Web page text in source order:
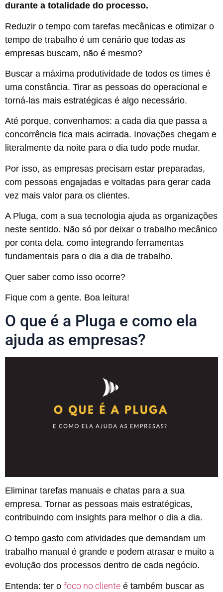
durante a totalidade do processo.
Reduzir o tempo com tarefas mecânicas e otimizar o
tempo de trabalho é um cenário que todas as
empresas buscam, não é mesmo?
Buscar a máxima produtividade de todos os times é
uma constância. Tirar as pessoas do operacional e
torná-las mais estratégicas é algo necessário.
Até porque, convenhamos: a cada dia que passa a
concorrência fica mais acirrada. Inovações chegam e
literalmente da noite para o dia tudo pode mudar.
Por isso, as empresas precisam estar preparadas,
com pessoas engajadas e voltadas para gerar cada
vez mais valor para os clientes.
A Pluga, com a sua tecnologia ajuda as organizações
neste sentido. Não só por deixar o trabalho mecânico
por conta dela, como integrando ferramentas
fundamentais para o dia a dia de trabalho.
Quer saber como isso ocorre?
Fique com a gente. Boa leitura!
O que é a Pluga e como ela
ajuda as empresas?
Eliminar tarefas manuais e chatas para a sua
empresa. Tornar as pessoas mais estratégicas,
contribuindo com insights para melhor o dia a dia.
O tempo gasto com atividades que demandam um
trabalho manual é grande e podem atrasar e muito a
evolução dos processos dentro de cada negócio.
Entenda: ter o foco no cliente é também buscar as